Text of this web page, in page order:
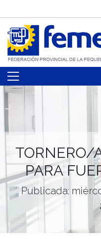
TORNERO/
PARA
Publicada: